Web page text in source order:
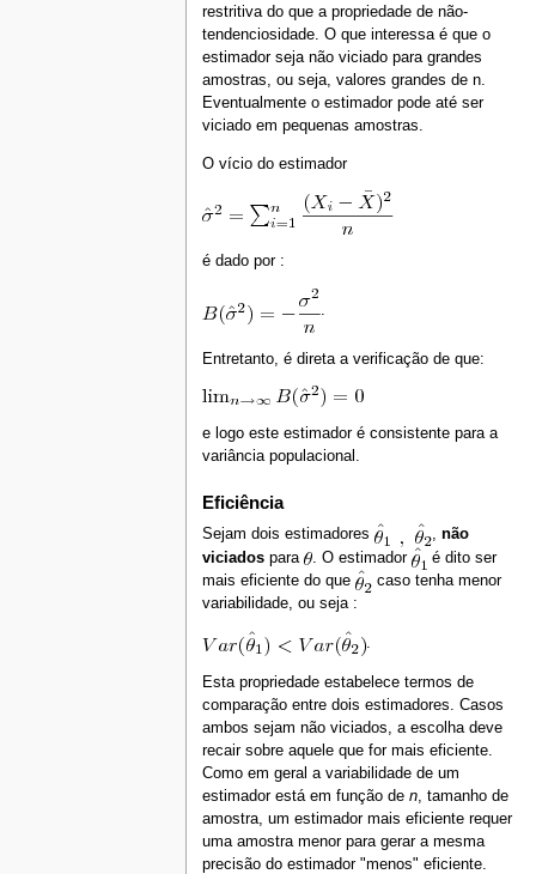
restritiva do que a propriedade de não-
tendenciosidade. O que interessa é que o
estimador seja não viciado para grandes
amostras, ou seja, valores grandes de n.
Eventualmente o estimador pode até ser
viciado em pequenas amostras.
O vício do estimador
é dado por :
Entretanto, é direta a verificação de que:
e logo este estimador é consistente para a
variância populacional.
Eficiência
Sejam dois estimadores , não
viciadospara . O estimador
é dito ser
mais eficiente do que
caso tenha menor
variabilidade, ou seja :
.
Esta propriedade estabelece termos de
comparação entre dois estimadores. Casos
ambos sejam não viciados, a escolha deve
recair sobre aquele que for mais eficiente.
Como em geral a variabilidade de um
estimador está em função de n, tamanho de
amostra, um estimador mais eficiente requer
uma amostra menor para gerar a mesma
precisão do estimador "menos" eficiente.